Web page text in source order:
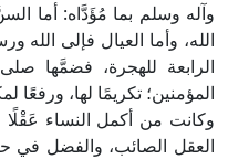
وآله وسلم بما مُؤَدَّاه: أما
الله، وأما العيال فإلى
الرابعة للهجرة، فضمَّها
المؤمنين؛ تكريمًا لها، ورفعًا
وكانت من أكمل النساء عَقْلًا
العقل الصائب، والفضل في